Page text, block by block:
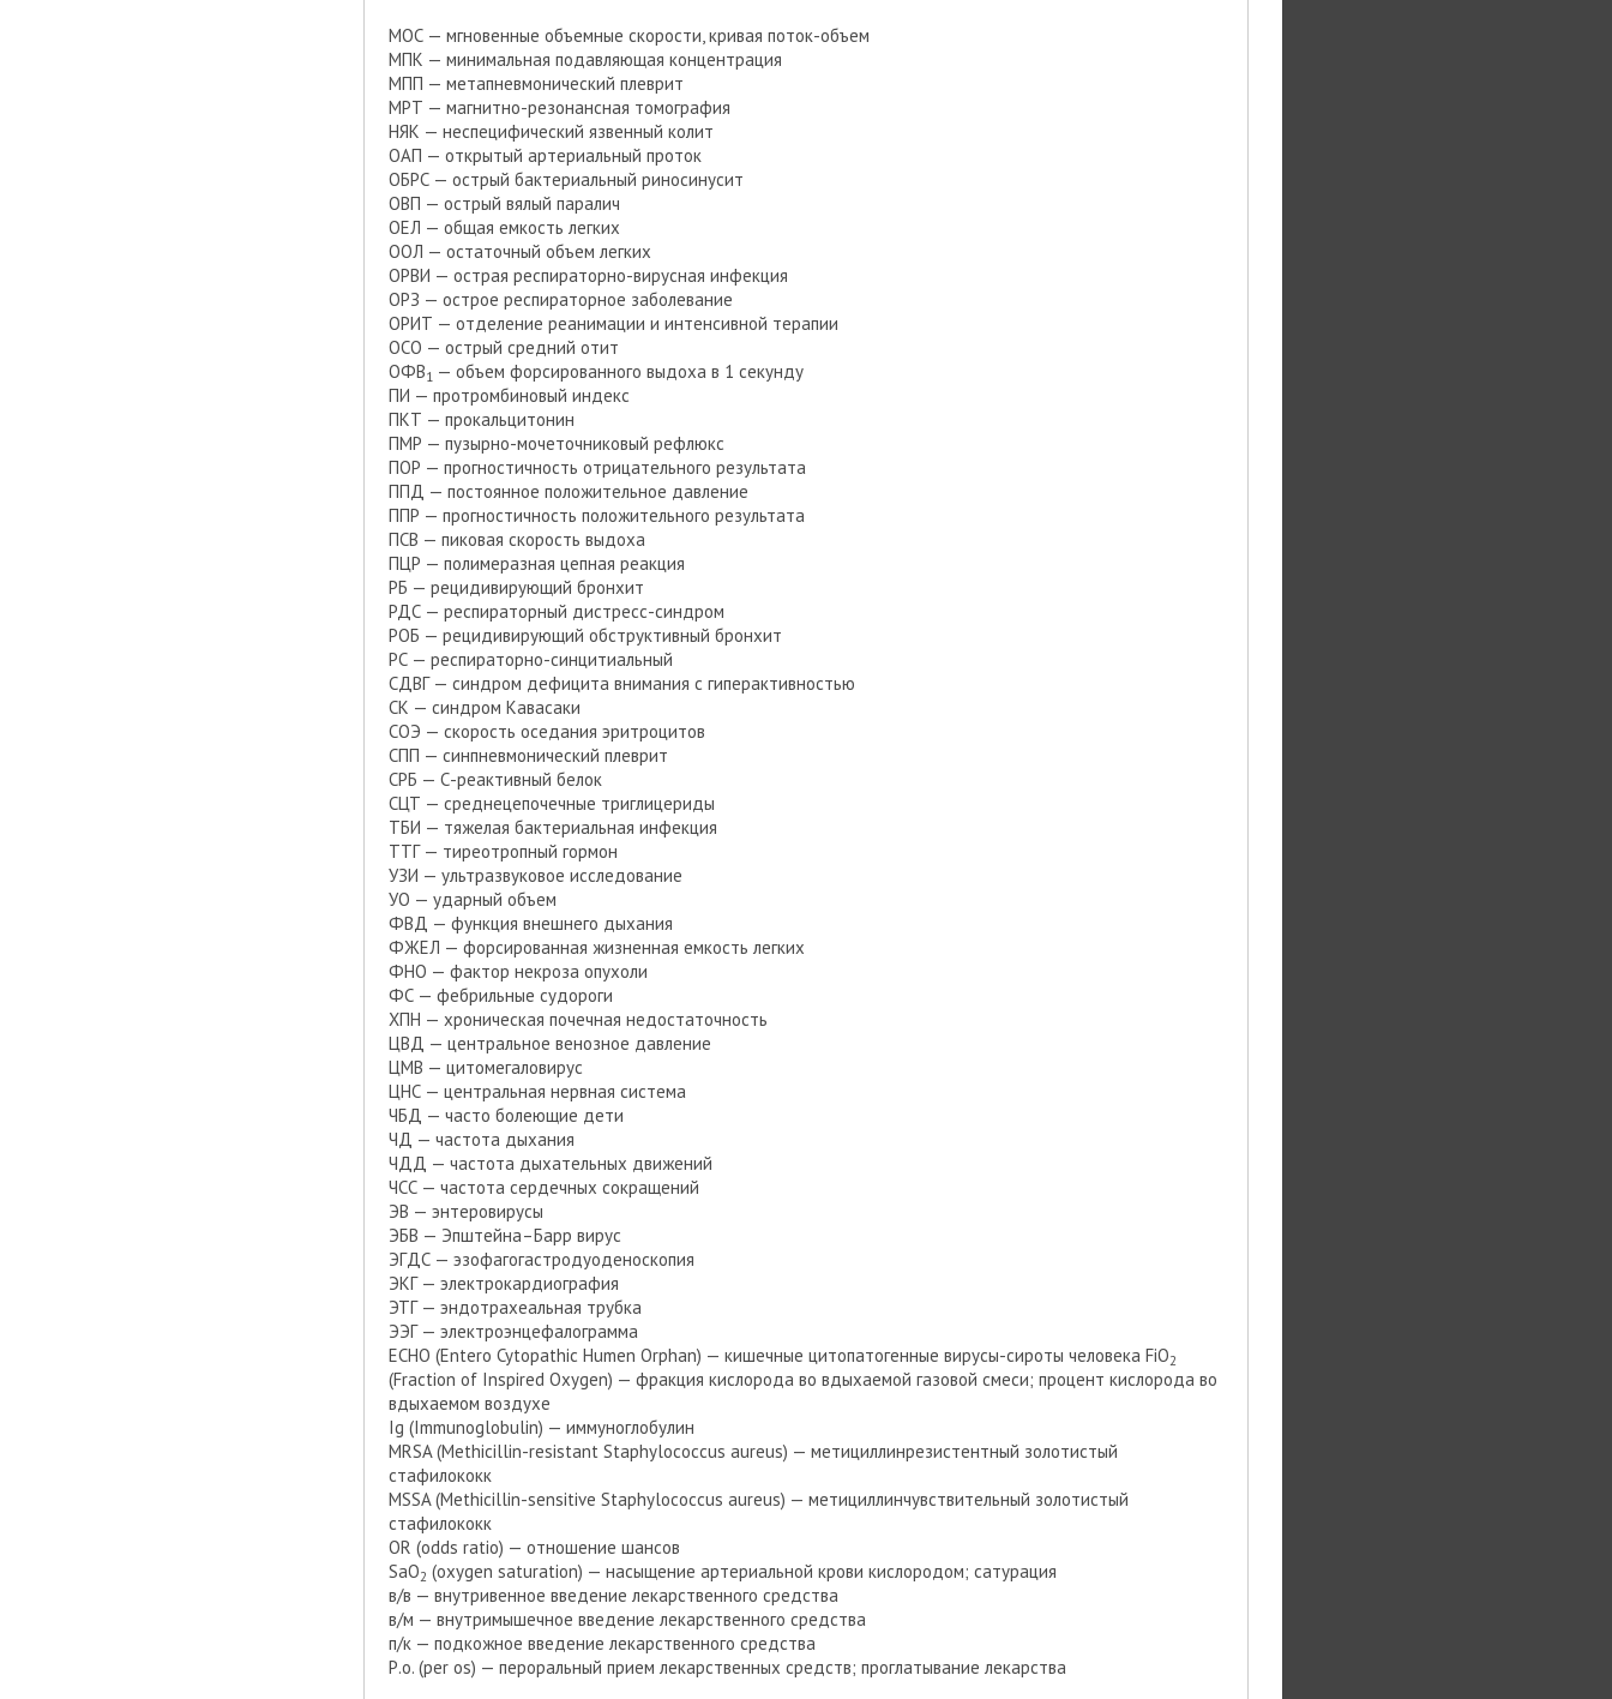
МОС — мгновенные объемные скорости, кривая поток-объем
МПК — минимальная подавляющая концентрация
МПП — метапневмонический плеврит
МРТ — магнитно-резонансная томография
НЯК — неспецифический язвенный колит
ОАП — открытый артериальный проток
ОБРС — острый бактериальный риносинусит
ОВП — острый вялый паралич
ОЕЛ — общая емкость легких
ООЛ — остаточный объем легких
ОРВИ — острая респираторно-вирусная инфекция
ОРЗ — острое респираторное заболевание
ОРИТ — отделение реанимации и интенсивной терапии
ОСО — острый средний отит
ОФВ1 — объем форсированного выдоха в 1 секунду
ПИ — протромбиновый индекс
ПКТ — прокальцитонин
ПМР — пузырно-мочеточниковый рефлюкс
ПОР — прогностичность отрицательного результата
ППД — постоянное положительное давление
ППР — прогностичность положительного результата
ПСВ — пиковая скорость выдоха
ПЦР — полимеразная цепная реакция
РБ — рецидивирующий бронхит
РДС — респираторный дистресс-синдром
РОБ — рецидивирующий обструктивный бронхит
РС — респираторно-синцитиальный
СДВГ — синдром дефицита внимания с гиперактивностью
СК — синдром Кавасаки
СОЭ — скорость оседания эритроцитов
СПП — синпневмонический плеврит
СРБ — С-реактивный белок
СЦТ — среднецепочечные триглицериды
ТБИ — тяжелая бактериальная инфекция
ТТГ — тиреотропный гормон
УЗИ — ультразвуковое исследование
УО — ударный объем
ФВД — функция внешнего дыхания
ФЖЕЛ — форсированная жизненная емкость легких
ФНО — фактор некроза опухоли
ФС — фебрильные судороги
ХПН — хроническая почечная недостаточность
ЦВД — центральное венозное давление
ЦМВ — цитомегаловирус
ЦНС — центральная нервная система
ЧБД — часто болеющие дети
ЧД — частота дыхания
ЧДД — частота дыхательных движений
ЧСС — частота сердечных сокращений
ЭВ — энтеровирусы
ЭБВ — Эпштейна–Барр вирус
ЭГДС — эзофагогастродуоденоскопия
ЭКГ — электрокардиография
ЭТГ — эндотрахеальная трубка
ЭЭГ — электроэнцефалограмма
ЕСНО (Entero Cytopathic Humen Orphan) — кишечные цитопатогенные вирусы-сироты человека FiO2
(Fraction of Inspired Oxygen) — фракция кислорода во вдыхаемой газовой смеси; процент кислорода во
вдыхаемом воздухе
Ig (Immunoglobulin) — иммуноглобулин
MRSA (Methicillin-resistant Staphylococcus aureus) — метициллинрезистентный золотистый
стафилококк
MSSA (Methicillin-sensitive Staphylococcus aureus) — метициллинчувствительный золотистый
стафилококк
OR (odds ratio) — отношение шансов
SаО2 (oxygen saturation) — насыщение артериальной крови кислородом; сатурация
в/в — внутривенное введение лекарственного средства
в/м — внутримышечное введение лекарственного средства
п/к — подкожное введение лекарственного средства
Р.о. (per os) — пероральный прием лекарственных средств; проглатывание лекарства